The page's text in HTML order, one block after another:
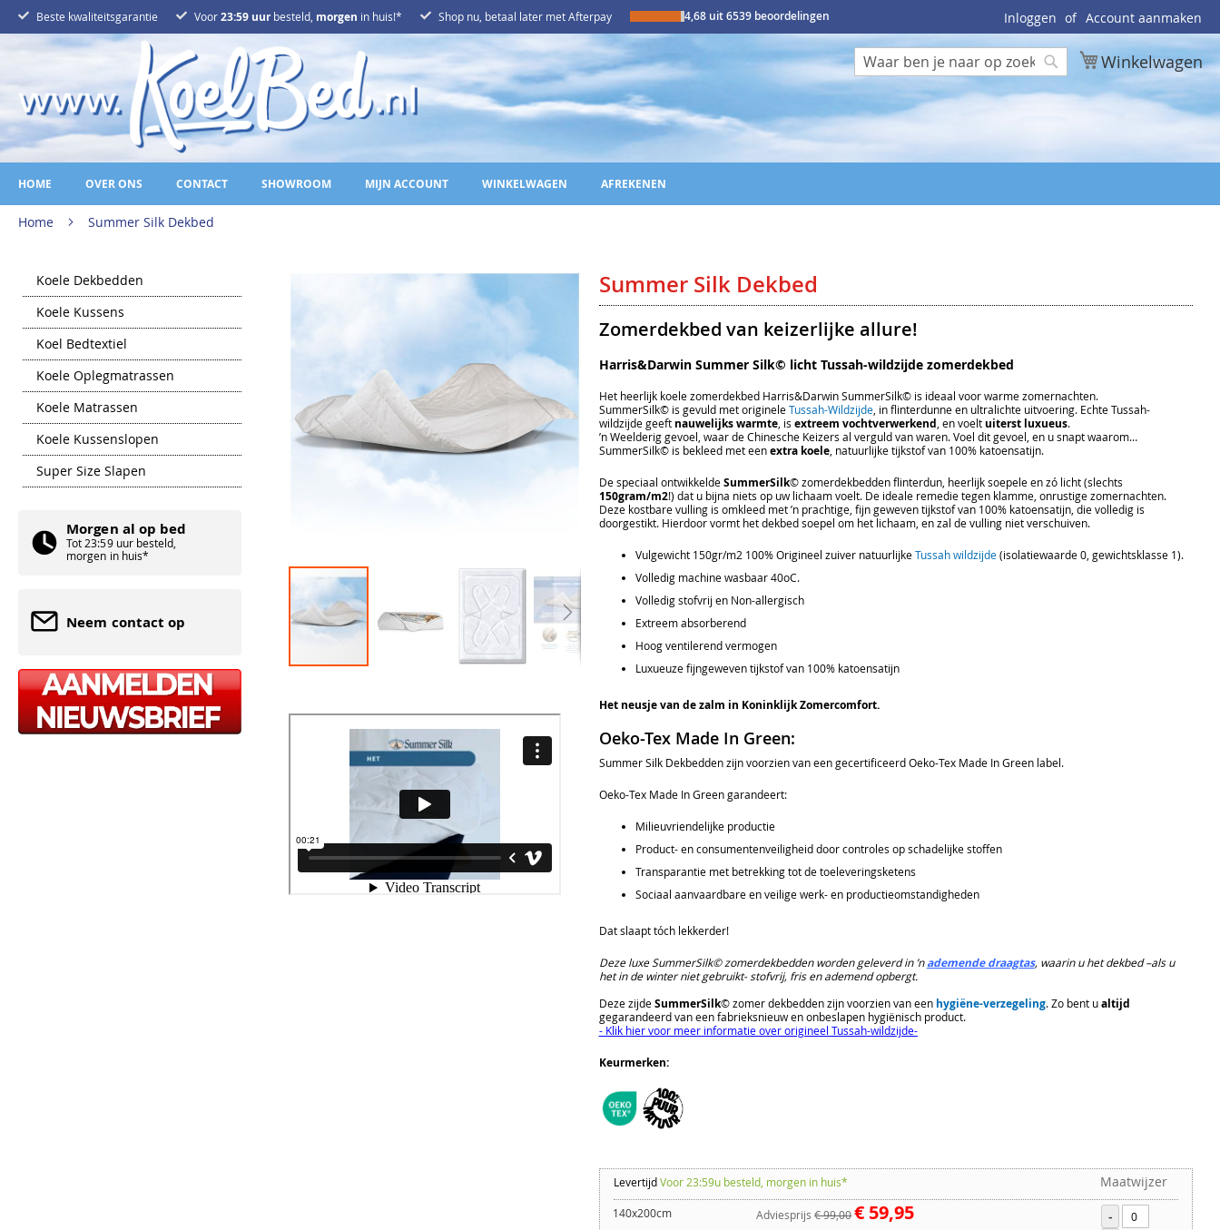
Ga
Inloggen Account aanmaken
Beste kwaliteitsgarantie Voor23:59 uurbesteld, morgen in huis!* Shop nu, betaal later met Afterpay 4,68 uit 6539 beoordelingen
Winkelwagen
Zoek
HOME OVER ONS CONTACT SHOWROOM MIJN ACCOUNT WINKELWAGEN AFREKENEN
Home Summer Silk Dekbed
begin
afbeeldingen-
Summer Silk Dekbed
Zomerdekbed van keizerlijke allure!
Harris&Darwin Summer Silk© licht Tussah-wildzijde zomerdekbed
Het heerlijk koele zomerdekbed Harris&Darwin SummerSilk© is ideaal voor warme zomernachten.
SummerSilk© is gevuld met origineleTussah-Wildzijde, in flinterdunne en ultralichte uitvoering. Echte Tussah-
wildzijde geeft nauwelijks warmte, is extreem vochtverwerkend , en voeltuiterst luxueus.
’n Weelderig gevoel, waar de Chinesche Keizers al verguld van waren. Voel dit gevoel, en u snapt waarom…
SummerSilk© is bekleed met eenextra koele, natuurlijke tijkstof van 100% katoensatijn.
De speciaal ontwikkeldeSummerSilk© zomerdekbedden flinterdun, heerlijk soepele en zó licht (slechts
150gram/m2!) dat u bijna niets op uw lichaam voelt. De ideale remedie tegen klamme, onrustige zomernachten.
Deze kostbare vulling is omkleed met ’n prachtige, fijn geweven tijkstof van 100% katoensatijn, die volledig is
doorgestikt. Hierdoor vormt het dekbed soepel om het lichaam, en zal de vulling niet verschuiven.
Vulgewicht 150gr/m2 100% Origineel zuiver natuurlijkeTussah wildzijde(isolatiewaarde 0, gewichtsklasse 1).
Volledig machine wasbaar 40oC.
Volledig stofvrij en Non-allergisch
Extreem absorberend
Hoog ventilerend vermogen
Luxueuze fijngeweven tijkstof van 100% katoensatijn
Het neusje van de zalm in Koninklijk Zomercomfort.
Oeko-Tex Made In Green:
Summer Silk Dekbedden zijn voorzien van een gecertificeerd Oeko-Tex Made In Green label.
Oeko-Tex Made In Green garandeert:
Milieuvriendelijke productie
Product- en consumentenveiligheid door controles op schadelijke stoffen
Transparantie met betrekking tot de toeleveringsketens
Sociaal aanvaardbare en veilige werk- en productieomstandigheden
Dat slaapt tóch lekkerder!
Deze luxe SummerSilk© zomerdekbedden worden geleverd in ’nademende draagtas, waarin u het dekbed –als u
het in de winter niet gebruikt- stofvrij, fris en ademend opbergt.
Deze zijdeSummerSilk© zomer dekbedden zijn voorzien van een hygiëne-verzegeling. Zo bent ualtijd
gegarandeerd van een fabrieksnieuw en onbeslapen hygiënisch product.
- Klik hier voor meer informatie over origineel Tussah-wildzijde-
Keurmerken:
LevertijdVoor 23:59u besteld, morgen in huis* Maatwijzer
140x200cm Adviesprijs € 99,00€ 59,95
-
Koele Dekbedden
Koele Kussens
Koel Bedtextiel
Koele Oplegmatrassen
Koele Matrassen
Koele Kussenslopen
Super Size Slapen
Morgen al op bed
Tot 23:59 uur besteld,
morgen in huis*
Neem contact op